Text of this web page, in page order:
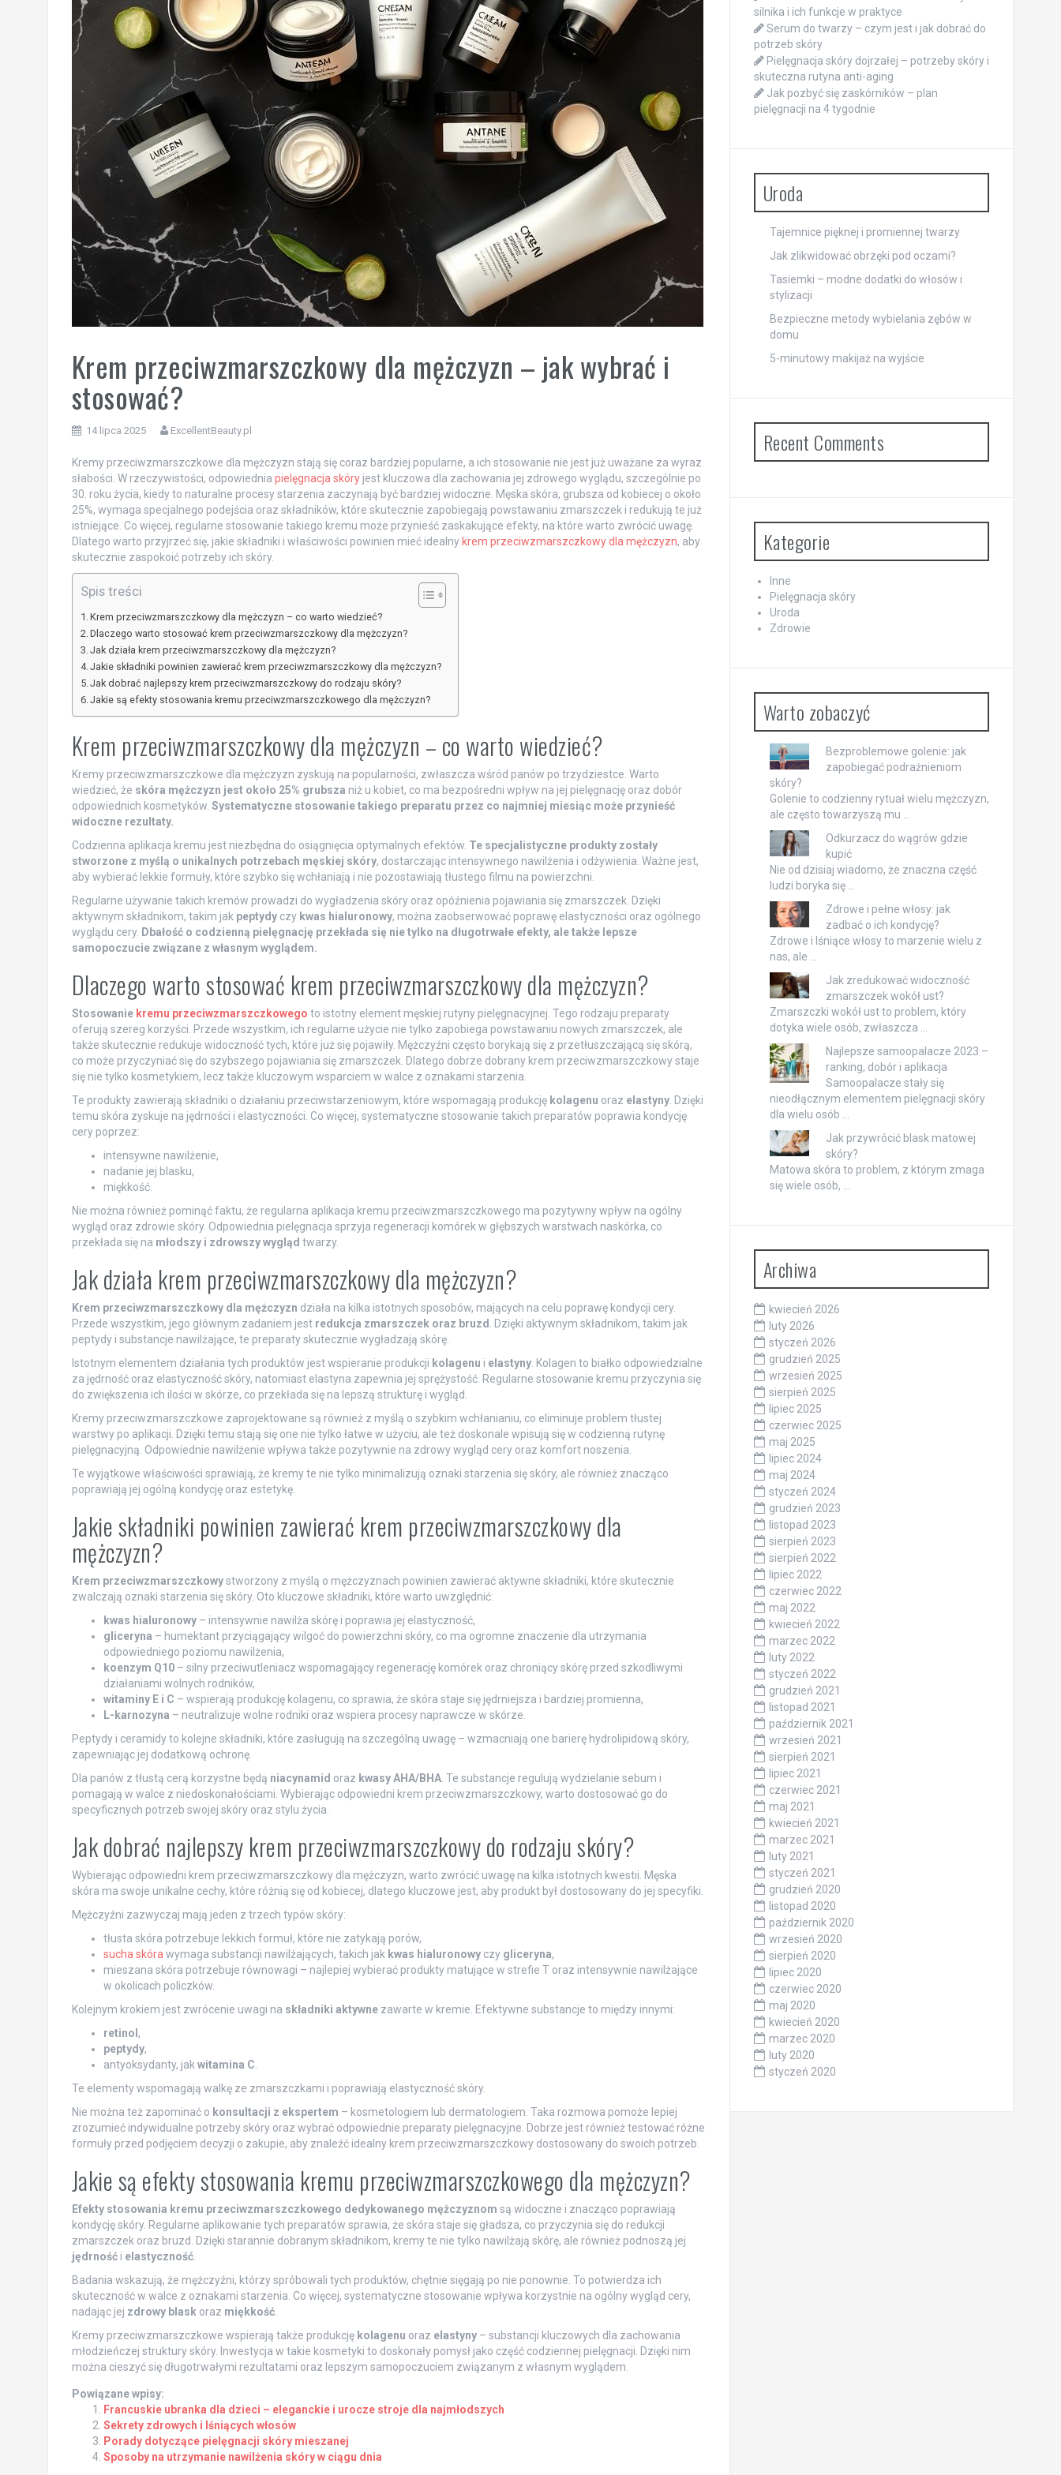
Krem przeciwzmarszczkowy dla mężczyzn – jak wybrać i
stosować?
14 lipca 2025 ExcellentBeauty.pl
Kremy przeciwzmarszczkowe dla mężczyzn stają się coraz bardziej popularne, a ich stosowanie nie jest już uważane za wyraz
słabości. W rzeczywistości, odpowiednia pielęgnacja skóryjest kluczowa dla zachowania jej zdrowego wyglądu, szczególnie po
30. roku życia, kiedy to naturalne procesy starzenia zaczynają być bardziej widoczne. Męska skóra, grubsza od kobiecej o około
25%, wymaga specjalnego podejścia oraz składników, które skutecznie zapobiegają powstawaniu zmarszczek i redukują te już
istniejące. Co więcej, regularne stosowanie takiego kremu może przynieść zaskakujące efekty, na które warto zwrócić uwagę.
Dlatego warto przyjrzeć się, jakie składniki i właściwości powinien mieć idealny krem przeciwzmarszczkowy dla mężczyzn, aby
skutecznie zaspokoić potrzeby ich skóry.
Spis treści
Krem przeciwzmarszczkowy dla mężczyzn – co warto wiedzieć?
Dlaczego warto stosować krem przeciwzmarszczkowy dla mężczyzn?
Jak działa krem przeciwzmarszczkowy dla mężczyzn?
Jakie składniki powinien zawierać krem przeciwzmarszczkowy dla mężczyzn?
Jak dobrać najlepszy krem przeciwzmarszczkowy do rodzaju skóry?
Jakie są efekty stosowania kremu przeciwzmarszczkowego dla mężczyzn?
Krem przeciwzmarszczkowy dla mężczyzn – co warto wiedzieć?
Kremy przeciwzmarszczkowe dla mężczyzn zyskują na popularności, zwłaszcza wśród panów po trzydziestce. Warto
wiedzieć, że skóra mężczyzn jest około 25% grubsza niż u kobiet, co ma bezpośredni wpływ na jej pielęgnację oraz dobór
odpowiednich kosmetyków. Systematyczne stosowanie takiego preparatu przez co najmniej miesiąc może przynieść
widoczne rezultaty.
Codzienna aplikacja kremu jest niezbędna do osiągnięcia optymalnych efektów. Te specjalistyczne produkty zostały
stworzone z myślą o unikalnych potrzebach męskiej skóry, dostarczając intensywnego nawilżenia i odżywienia. Ważne jest,
aby wybierać lekkie formuły, które szybko się wchłaniają i nie pozostawiają tłustego filmu na powierzchni.
Regularne używanie takich kremów prowadzi do wygładzenia skóry oraz opóźnienia pojawiania się zmarszczek. Dzięki
aktywnym składnikom, takim jak peptydyczy kwas hialuronowy, można zaobserwować poprawę elastyczności oraz ogólnego
wyglądu cery. Dbałość o codzienną pielęgnację przekłada się nie tylko na długotrwałe efekty, ale także lepsze
samopoczucie związane z własnym wyglądem.
Dlaczego warto stosować krem przeciwzmarszczkowy dla mężczyzn?
Stosowanie kremu przeciwzmarszczkowego to istotny element męskiej rutyny pielęgnacyjnej. Tego rodzaju preparaty
oferują szereg korzyści. Przede wszystkim, ich regularne użycie nie tylko zapobiega powstawaniu nowych zmarszczek, ale
także skutecznie redukuje widoczność tych, które już się pojawiły. Mężczyźni często borykają się z przetłuszczającą się skórą,
co może przyczyniać się do szybszego pojawiania się zmarszczek. Dlatego dobrze dobrany krem przeciwzmarszczkowy staje
się nie tylko kosmetykiem, lecz także kluczowym wsparciem w walce z oznakami starzenia.
Te produkty zawierają składniki o działaniu przeciwstarzeniowym, które wspomagają produkcję kolagenu oraz elastyny. Dzięki
temu skóra zyskuje na jędrności i elastyczności. Co więcej, systematyczne stosowanie takich preparatów poprawia kondycję
cery poprzez:
intensywne nawilżenie,
nadanie jej blasku,
miękkość.
Nie można również pominąć faktu, że regularna aplikacja kremu przeciwzmarszczkowego ma pozytywny wpływ na ogólny
wygląd oraz zdrowie skóry. Odpowiednia pielęgnacja sprzyja regeneracji komórek w głębszych warstwach naskórka, co
przekłada się na młodszy i zdrowszy wygląd twarzy.
Jak działa krem przeciwzmarszczkowy dla mężczyzn?
Krem przeciwzmarszczkowy dla mężczyzn działa na kilka istotnych sposobów, mających na celu poprawę kondycji cery.
Przede wszystkim, jego głównym zadaniem jest redukcja zmarszczek oraz bruzd
. Dzięki aktywnym składnikom, takim jak
peptydy i substancje nawilżające, te preparaty skutecznie wygładzają skórę.
Istotnym elementem działania tych produktów jest wspieranie produkcji kolagenu i elastyny. Kolagen to białko odpowiedzialne
za jędrność oraz elastyczność skóry, natomiast elastyna zapewnia jej sprężystość. Regularne stosowanie kremu przyczynia się
do zwiększenia ich ilości w skórze, co przekłada się na lepszą strukturę i wygląd.
Kremy przeciwzmarszczkowe zaprojektowane są również z myślą o szybkim wchłanianiu, co eliminuje problem tłustej
warstwy po aplikacji. Dzięki temu stają się one nie tylko łatwe w użyciu, ale też doskonale wpisują się w codzienną rutynę
pielęgnacyjną. Odpowiednie nawilżenie wpływa także pozytywnie na zdrowy wygląd cery oraz komfort noszenia.
Te wyjątkowe właściwości sprawiają, że kremy te nie tylko minimalizują oznaki starzenia się skóry, ale również znacząco
poprawiają jej ogólną kondycję oraz estetykę.
Jakie składniki powinien zawierać krem przeciwzmarszczkowy dla
mężczyzn?
Krem przeciwzmarszczkowystworzony z myślą o mężczyznach powinien zawierać aktywne składniki, które skutecznie
zwalczają oznaki starzenia się skóry. Oto kluczowe składniki, które warto uwzględnić:
kwas hialuronowy– intensywnie nawilża skórę i poprawia jej elastyczność,
gliceryna – humektant przyciągający wilgoć do powierzchni skóry, co ma ogromne znaczenie dla utrzymania
odpowiedniego poziomu nawilżenia,
koenzym Q10– silny przeciwutleniacz wspomagający regenerację komórek oraz chroniący skórę przed szkodliwymi
działaniami wolnych rodników,
witaminy E i C – wspierają produkcję kolagenu, co sprawia, że skóra staje się jędrniejsza i bardziej promienna,
L-karnozyna – neutralizuje wolne rodniki oraz wspiera procesy naprawcze w skórze.
Peptydy i ceramidy to kolejne składniki, które zasługują na szczególną uwagę – wzmacniają one barierę hydrolipidową skóry,
zapewniając jej dodatkową ochronę.
Dla panów z tłustą cerą korzystne będą niacynamid oraz kwasy AHA/BHA. Te substancje regulują wydzielanie sebum i
pomagają w walce z niedoskonałościami. Wybierając odpowiedni krem przeciwzmarszczkowy, warto dostosować go do
specyficznych potrzeb swojej skóry oraz stylu życia.
Jak dobrać najlepszy krem przeciwzmarszczkowy do rodzaju skóry?
Wybierając odpowiedni krem przeciwzmarszczkowy dla mężczyzn, warto zwrócić uwagę na kilka istotnych kwestii. Męska
skóra ma swoje unikalne cechy, które różnią się od kobiecej, dlatego kluczowe jest, aby produkt był dostosowany do jej specyfiki.
Mężczyźni zazwyczaj mają jeden z trzech typów skóry:
tłusta skóra potrzebuje lekkich formuł, które nie zatykają porów,
sucha skóra wymaga substancji nawilżających, takich jak kwas hialuronowyczy gliceryna,
mieszana skóra potrzebuje równowagi – najlepiej wybierać produkty matujące w strefie T oraz intensywnie nawilżające
w okolicach policzków.
Kolejnym krokiem jest zwrócenie uwagi na składniki aktywnezawarte w kremie. Efektywne substancje to między innymi:
retinol ,
peptydy,
antyoksydanty, jak witamina C
Te elementy wspomagają walkę ze zmarszczkami i poprawiają elastyczność skóry.
Nie można też zapominać o konsultacji z ekspertem – kosmetologiem lub dermatologiem. Taka rozmowa pomoże lepiej
zrozumieć indywidualne potrzeby skóry oraz wybrać odpowiednie preparaty pielęgnacyjne. Dobrze jest również testować różne
formuły przed podjęciem decyzji o zakupie, aby znaleźć idealny krem przeciwzmarszczkowy dostosowany do swoich potrzeb.
Jakie są efekty stosowania kremu przeciwzmarszczkowego dla mężczyzn?
Efekty stosowania kremu przeciwzmarszczkowego dedykowanego mężczyznom są widoczne i znacząco poprawiają
kondycję skóry. Regularne aplikowanie tych preparatów sprawia, że skóra staje się gładsza, co przyczynia się do redukcji
zmarszczek oraz bruzd. Dzięki starannie dobranym składnikom, kremy te nie tylko nawilżają skórę, ale również podnoszą jej
jędrnośći elastyczność.
Badania wskazują, że mężczyźni, którzy spróbowali tych produktów, chętnie sięgają po nie ponownie. To potwierdza ich
skuteczność w walce z oznakami starzenia. Co więcej, systematyczne stosowanie wpływa korzystnie na ogólny wygląd cery,
nadając jej zdrowy blaskoraz miękkość.
Kremy przeciwzmarszczkowe wspierają także produkcję kolagenu oraz elastyny– substancji kluczowych dla zachowania
młodzieńczej struktury skóry. Inwestycja w takie kosmetyki to doskonały pomysł jako część codziennej pielęgnacji. Dzięki nim
można cieszyć się długotrwałymi rezultatami oraz lepszym samopoczuciem związanym z własnym wyglądem.
Powiązane wpisy:
Francuskie ubranka dla dzieci – eleganckie i urocze stroje dla najmłodszych
Sekrety zdrowych i lśniących włosów
Porady dotyczące pielęgnacji skóry mieszanej
Sposoby na utrzymanie nawilżenia skóry w ciągu dnia
silnika i ich funkcje w praktyce
Serum do twarzy – czym jest i jak dobrać do
potrzeb skóry
Pielęgnacja skóry dojrzałej – potrzeby skóry i
skuteczna rutyna anti-aging
Jak pozbyć się zaskórników – plan
pielęgnacji na 4 tygodnie
Uroda
Tajemnice pięknej i promiennej twarzy
Jak zlikwidować obrzęki pod oczami?
Tasiemki – modne dodatki do włosów i
stylizacji
Bezpieczne metody wybielania zębów w
domu
5-minutowy makijaż na wyjście
Recent Comments
Kategorie
Inne
Pielęgnacja skóry
Uroda
Zdrowie
Warto zobaczyć
Bezproblemowe golenie: jak
zapobiegać podrażnieniom
skóry?
Golenie to codzienny rytuał wielu mężczyzn,
ale często towarzyszą mu …
Odkurzacz do wągrów gdzie
kupić
Nie od dzisiaj wiadomo, że znaczna część
ludzi boryka się …
Zdrowe i pełne włosy: jak
zadbać o ich kondycję?
Zdrowe i lśniące włosy to marzenie wielu z
nas, ale …
Jak zredukować widoczność
zmarszczek wokół ust?
Zmarszczki wokół ust to problem, który
dotyka wiele osób, zwłaszcza …
Najlepsze samoopalacze 2023 –
ranking, dobór i aplikacja
Samoopalacze stały się
nieodłącznym elementem pielęgnacji skóry
dla wielu osób …
Jak przywrócić blask matowej
skóry?
Matowa skóra to problem, z którym zmaga
się wiele osób, …
Archiwa
kwiecień 2026
luty 2026
styczeń 2026
grudzień 2025
wrzesień 2025
sierpień 2025
lipiec 2025
czerwiec 2025
maj 2025
lipiec 2024
maj 2024
styczeń 2024
grudzień 2023
listopad 2023
sierpień 2023
sierpień 2022
lipiec 2022
czerwiec 2022
maj 2022
kwiecień 2022
marzec 2022
luty 2022
styczeń 2022
grudzień 2021
listopad 2021
październik 2021
wrzesień 2021
sierpień 2021
lipiec 2021
czerwiec 2021
maj 2021
kwiecień 2021
marzec 2021
luty 2021
styczeń 2021
grudzień 2020
listopad 2020
październik 2020
wrzesień 2020
sierpień 2020
lipiec 2020
czerwiec 2020
maj 2020
kwiecień 2020
marzec 2020
luty 2020
styczeń 2020